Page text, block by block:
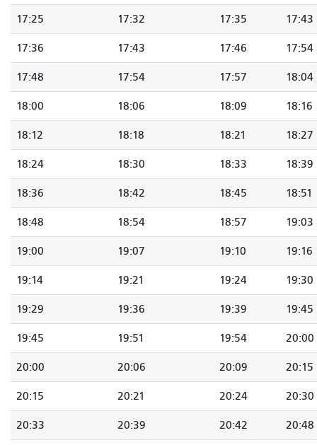
17:25 17:32 17:35 17:43
17:36 17:43 17:46 17:54
17:48 17:54 17:57 18:04
18:00 18:06 18:09 18:16
18:12 18:18 18:21 18:27
18:24 18:30 18:33 18:39
18:36 18:42 18:45 18:51
18:48 18:54 18:57 19:03
19:00 19:07 19:10 19:16
19:14 19:21 19:24 19:30
19:29 19:36 19:39 19:45
19:45 19:51 19:54 20:00
20:00 20:06 20:09 20:15
20:15 20:21 20:24 20:30
20:33 20:39 20:42 20:48